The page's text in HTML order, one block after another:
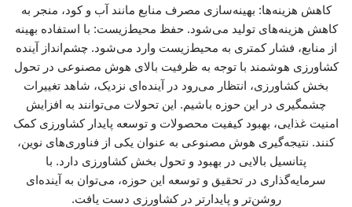
کاهش هزینه‌ها: بهینه‌سازی مصرف منابع مانند آب و کود، منجر به
کاهش هزینه‌های تولید می‌شود. حفظ محیط‌زیست: با استفاده بهینه
از منابع، فشار کمتری به محیط‌زیست وارد می‌شود. چشم‌انداز آینده
کشاورزی هوشمند با توجه به ظرفیت بالای هوش مصنوعی در تحول
بخش کشاورزی، انتظار می‌رود در آینده‌ای نزدیک، شاهد تغییرات
چشمگیری در این حوزه باشیم. این تحولات می‌توانند به افزایش
امنیت غذایی، بهبود کیفیت محصولات و توسعه پایدار کشاورزی کمک
کنند. نتیجه‌گیری هوش مصنوعی به عنوان یکی از فناوری‌های نوین،
پتانسیل بالایی در بهبود و تحول بخش کشاورزی دارد. با
سرمایه‌گذاری در تحقیق و توسعه این حوزه، می‌توان به آینده‌ای
روشن‌تر و پایدارتر در کشاورزی دست یافت.